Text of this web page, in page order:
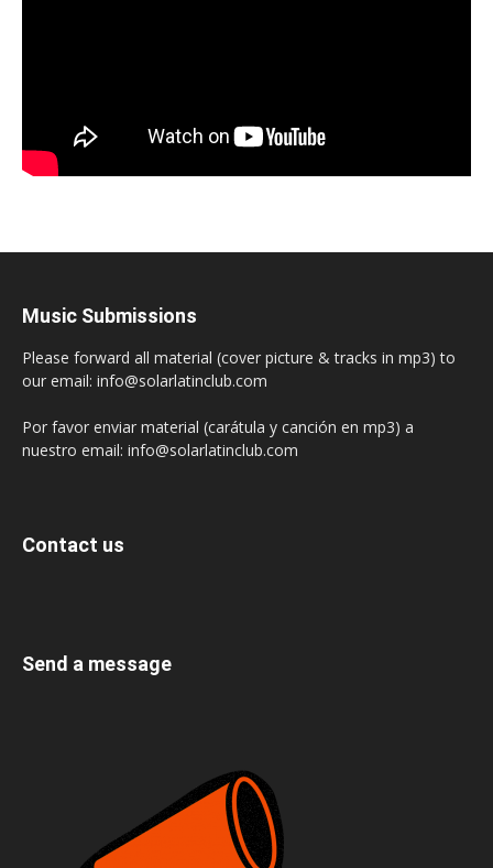
Music Submissions
Please forward all material (cover picture & tracks in mp3) to
our email: info@solarlatinclub.com
Por favor enviar material (carátula y canción en mp3) a
nuestro email: info@solarlatinclub.com
Contact us
Send a message